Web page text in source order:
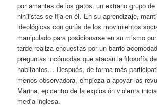
por amantes de los gatos, un extraño grupo de
nihilistas se fija en él. En su aprendizaje,
ideológicas con gurús de los movimientos
manipulado para posicionarse en su mismo
tarde realiza encuestas por un barrio
preguntas incómodas que atacan la filosofía
habitantes… Después, de forma más
menos observadora, empieza a apoyar las
Marina, epicentro de la explosión violenta
media inglesa.